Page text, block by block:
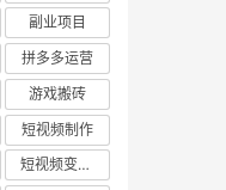
副业项目
拼多多运营
游戏搬砖
短视频制作
短视频变现方法